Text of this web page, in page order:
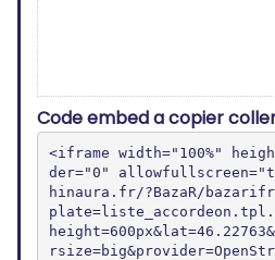
Code embed a copier
<iframe width="100%"
der="0"
hinaura.fr/?BazaR/